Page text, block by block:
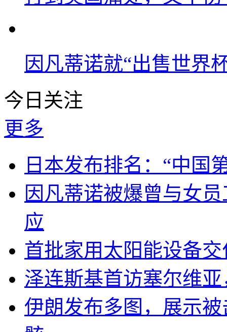
因凡蒂诺就“出售世界
今日关注
更多
日本发布排名：“中国
因凡蒂诺被爆曾与女
应
首批家用太阳能设备
泽连斯基首访塞尔维
伊朗发布多图，展示